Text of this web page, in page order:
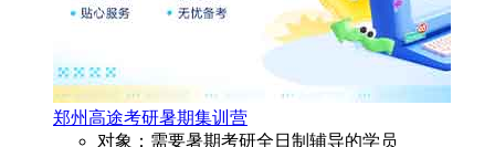
郑州高途考研暑期集训营
对象：需要暑期考研全日制辅导的学员